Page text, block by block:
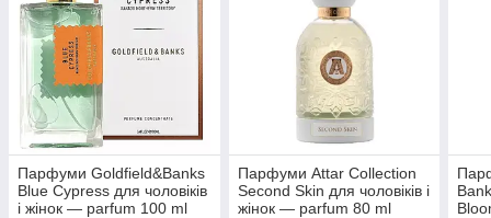
Парфуми Goldfield&Banks
Blue Cypress для чоловіків
і жінок — parfum 100 ml
Парфуми Attar Collection
Second Skin для чоловіків і
жінок — parfum 80 ml